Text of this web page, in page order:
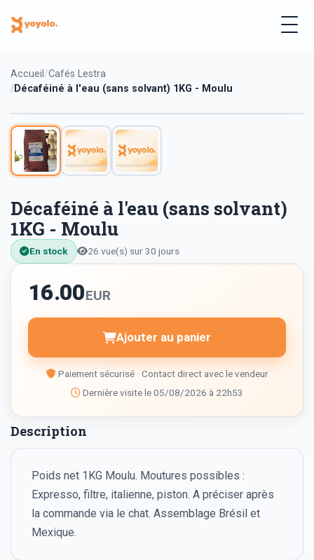
Accueil Cafés Lestra
Décaféiné à l'eau (sans solvant) 1KG - Moulu
Décaféiné à l'eau (sans solvant)
1KG - Moulu
En stock 26 vue(s) sur 30 jours
16.00EUR
Ajouter au panier
Paiement sécurisé · Contact direct avec le vendeur
Dernière visite le 05/08/2026 à 22h53
Description
Poids net 1KG Moulu. Moutures possibles :
Expresso, filtre, italienne, piston. A préciser après
la commande via le chat. Assemblage Brésil et
Mexique.